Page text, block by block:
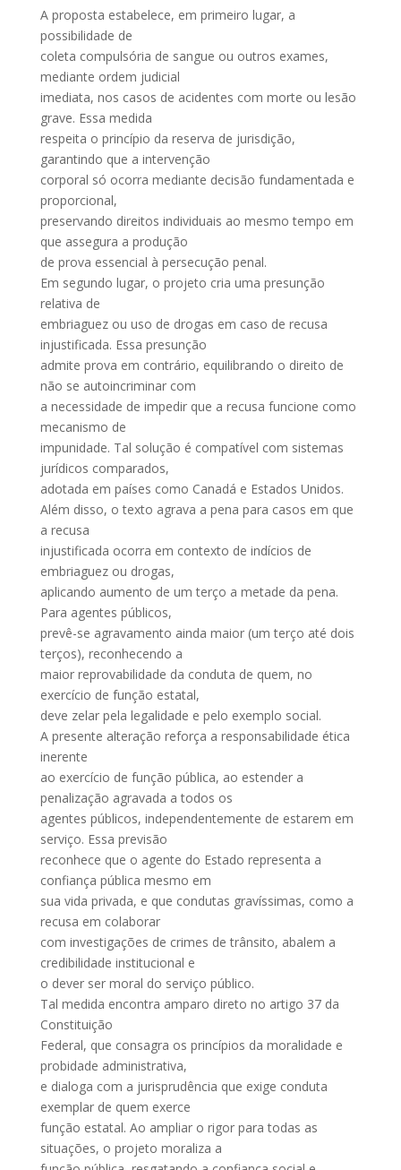
A proposta estabelece, em primeiro lugar, a
possibilidade de
coleta compulsória de sangue ou outros exames,
mediante ordem judicial
imediata, nos casos de acidentes com morte ou lesão
grave. Essa medida
respeita o princípio da reserva de jurisdição,
garantindo que a intervenção
corporal só ocorra mediante decisão fundamentada e
proporcional,
preservando direitos individuais ao mesmo tempo em
que assegura a produção
de prova essencial à persecução penal.
Em segundo lugar, o projeto cria uma presunção
relativa de
embriaguez ou uso de drogas em caso de recusa
injustificada. Essa presunção
admite prova em contrário, equilibrando o direito de
não se autoincriminar com
a necessidade de impedir que a recusa funcione como
mecanismo de
impunidade. Tal solução é compatível com sistemas
jurídicos comparados,
adotada em países como Canadá e Estados Unidos.
Além disso, o texto agrava a pena para casos em que
a recusa
injustificada ocorra em contexto de indícios de
embriaguez ou drogas,
aplicando aumento de um terço a metade da pena.
Para agentes públicos,
prevê-se agravamento ainda maior (um terço até dois
terços), reconhecendo a
maior reprovabilidade da conduta de quem, no
exercício de função estatal,
deve zelar pela legalidade e pelo exemplo social.
A presente alteração reforça a responsabilidade ética
inerente
ao exercício de função pública, ao estender a
penalização agravada a todos os
agentes públicos, independentemente de estarem em
serviço. Essa previsão
reconhece que o agente do Estado representa a
confiança pública mesmo em
sua vida privada, e que condutas gravíssimas, como a
recusa em colaborar
com investigações de crimes de trânsito, abalem a
credibilidade institucional e
o dever ser moral do serviço público.
Tal medida encontra amparo direto no artigo 37 da
Constituição
Federal, que consagra os princípios da moralidade e
probidade administrativa,
e dialoga com a jurisprudência que exige conduta
exemplar de quem exerce
função estatal. Ao ampliar o rigor para todas as
situações, o projeto moraliza a